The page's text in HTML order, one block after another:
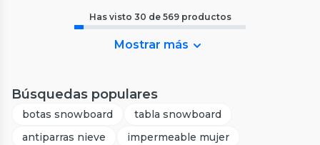
Has visto 30 de 569 productos
Mostrar más
Búsquedas populares
botas snowboard
tabla snowboard
antiparras nieve
impermeable mujer